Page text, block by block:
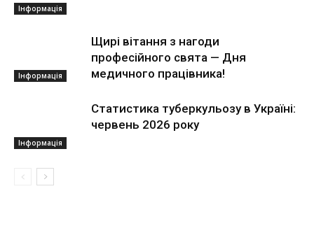
Інформація
Інформація
Щирі вітання з нагоди
професійного свята — Дня
медичного працівника!
Інформація
Статистика туберкульозу в Україні:
червень 2026 року